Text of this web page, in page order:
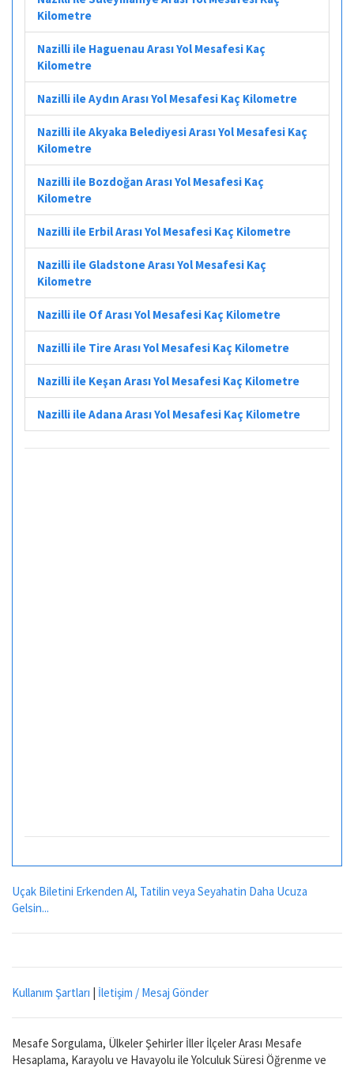
Kilometre
Nazilli ile Haguenau Arası Yol Mesafesi Kaç
Kilometre
Nazilli ile Aydın Arası Yol Mesafesi Kaç Kilometre
Nazilli ile Akyaka Belediyesi Arası Yol Mesafesi Kaç
Kilometre
Nazilli ile Bozdoğan Arası Yol Mesafesi Kaç
Kilometre
Nazilli ile Erbil Arası Yol Mesafesi Kaç Kilometre
Nazilli ile Gladstone Arası Yol Mesafesi Kaç
Kilometre
Nazilli ile Of Arası Yol Mesafesi Kaç Kilometre
Nazilli ile Tire Arası Yol Mesafesi Kaç Kilometre
Nazilli ile Keşan Arası Yol Mesafesi Kaç Kilometre
Nazilli ile Adana Arası Yol Mesafesi Kaç Kilometre
Uçak Biletini Erkenden Al, Tatilin veya Seyahatin Daha Ucuza
Gelsin...
Kullanım Şartları | İletişim / Mesaj Gönder
Mesafe Sorgulama, Ülkeler Şehirler İller İlçeler Arası Mesafe
Hesaplama, Karayolu ve Havayolu ile Yolculuk Süresi Öğrenme ve